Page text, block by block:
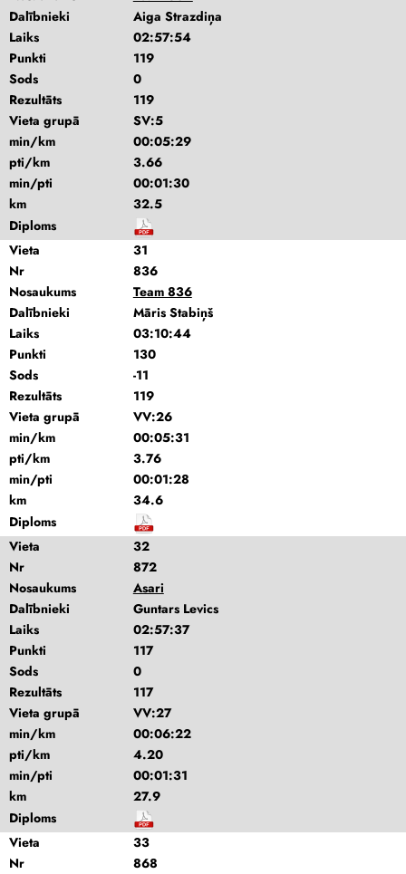
Dalībnieki
Aiga Strazdiņa
Laiks
02:57:54
Punkti
119
Sods
0
Rezultāts
119
Vieta grupā
SV:5
min/km
00:05:29
pti/km
3.66
min/pti
00:01:30
km
32.5
Diploms
Vieta
31
Nr
836
Nosaukums
Team 836
Dalībnieki
Māris Stabiņš
Laiks
03:10:44
Punkti
130
Sods
-11
Rezultāts
119
Vieta grupā
VV:26
min/km
00:05:31
pti/km
3.76
min/pti
00:01:28
km
34.6
Diploms
Vieta
32
Nr
872
Nosaukums
Asari
Dalībnieki
Guntars Levics
Laiks
02:57:37
Punkti
117
Sods
0
Rezultāts
117
Vieta grupā
VV:27
min/km
00:06:22
pti/km
4.20
min/pti
00:01:31
km
27.9
Diploms
Vieta
33
Nr
868